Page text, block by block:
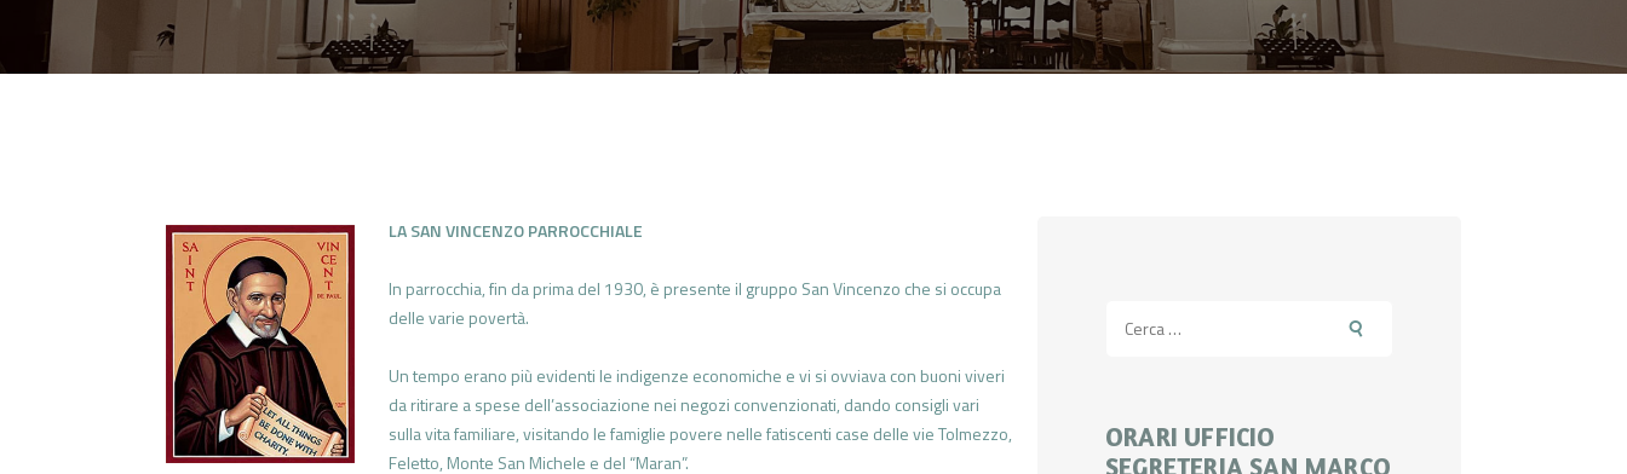
CONTATTI
LA SAN VINCENZO PARROCCHIALE
In parrocchia, fin da prima del 1930, è presente il gruppo San Vincenzo che si occupa
delle varie povertà.
Un tempo erano più evidenti le indigenze economiche e vi si ovviava con buoni viveri
da ritirare a spese dell’associazione nei negozi convenzionati, dando consigli vari
sulla vita familiare, visitando le famiglie povere nelle fatiscenti case delle vie Tolmezzo,
Feletto, Monte San Michele e del “Maran”.
per:
ORARI UFFICIO
SEGRETERIA SAN MARCO